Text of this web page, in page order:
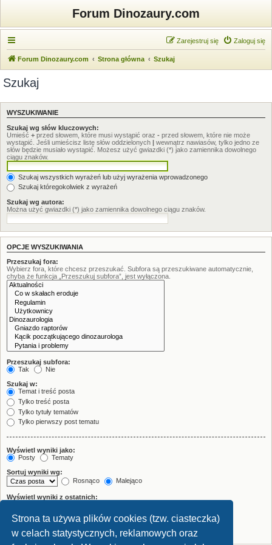
Strona ta używa plików cookies (tzw. ciasteczka)
w celach statystycznych, reklamowych oraz
Forum Dinozaury.com
Zaloguj się
Zarejestruj się
Forum Dinozaury.com Strona główna Szukaj
Szukaj
WYSZUKIWANIE
Szukaj wg słów kluczowych:
Umieść + przed słowem, które musi wystąpić oraz - przed słowem, które nie może
wystąpić. Jeśli umieścisz listę słów oddzielonych | wewnątrz nawiasów, tylko jedno ze
słów będzie musiało wystąpić. Możesz użyć gwiazdki (*) jako zamiennika dowolnego
ciągu znaków.
Szukaj wszystkich wyrażeń lub użyj wyrażenia wprowadzonego
Szukaj któregokolwiek z wyrażeń
Szukaj wg autora:
Można użyć gwiazdki (*) jako zamiennika dowolnego ciągu znaków.
OPCJE WYSZUKIWANIA
Przeszukaj fora:
Wybierz fora, które chcesz przeszukać. Subfora są przeszukiwane automatycznie,
chyba że funkcja „Przeszukuj subfora”, jest wyłączona.
Przeszukaj subfora:
Tak
Nie
Szukaj w:
Temat i treść posta
Tylko treść posta
Tylko tytuły tematów
Tylko pierwszy post tematu
Wyświetl wyniki jako:
Posty
Tematy
Sortuj wyniki wg:
Rosnąco
Malejąco
Wyświetl wyniki z ostatnich:
Wyświetl pierwsze:
znaków w poście